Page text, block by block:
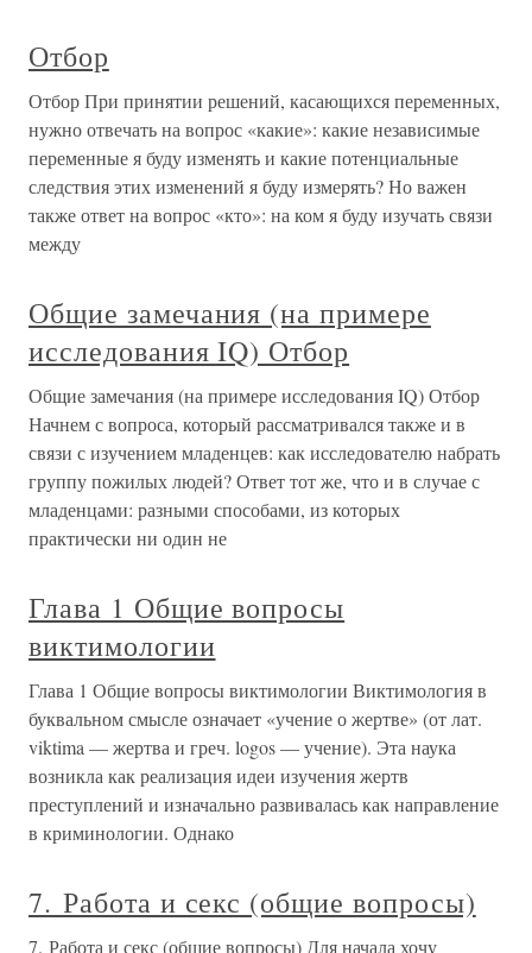
Отбор
Отбор При принятии решений, касающихся переменных,
нужно отвечать на вопрос «какие»: какие независимые
переменные я буду изменять и какие потенциальные
следствия этих изменений я буду измерять? Но важен
также ответ на вопрос «кто»: на ком я буду изучать связи
между
Общие замечания (на примере
исследования IQ) Отбор
Общие замечания (на примере исследования IQ) Отбор
Начнем с вопроса, который рассматривался также и в
связи с изучением младенцев: как исследователю набрать
группу пожилых людей? Ответ тот же, что и в случае с
младенцами: разными способами, из которых
практически ни один не
Глава 1 Общие вопросы
виктимологии
Глава 1 Общие вопросы виктимологии Виктимология в
буквальном смысле означает «учение о жертве» (от лат.
viktima — жертва и греч. logos — учение). Эта наука
возникла как реализация идеи изучения жертв
преступлений и изначально развивалась как направление
в криминологии. Однако
7. Работа и секс (общие вопросы)
7. Работа и секс (общие вопросы) Для начала хочу